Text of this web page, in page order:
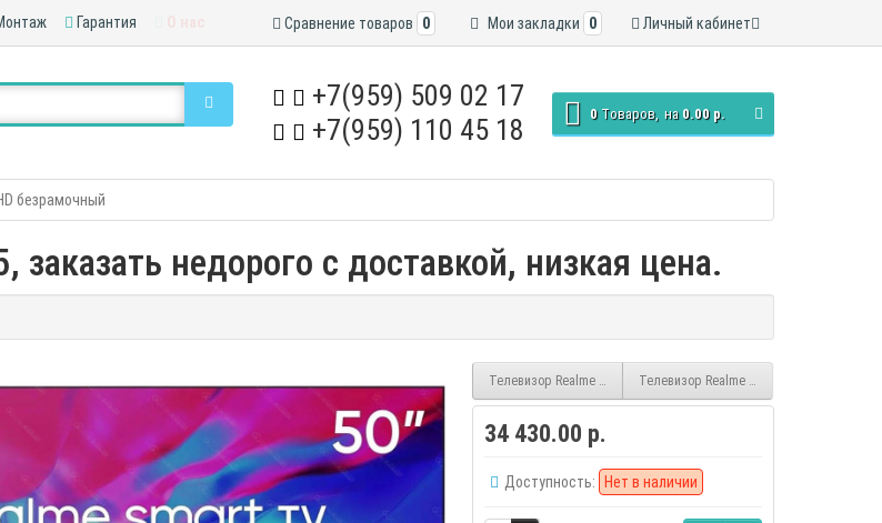
Гарантия Личный кабинет
Мои закладки 0
Сравнение товаров 0
+7(959) 509 02 17
+7(959) 110 45 18
0 Tоваров, на 0.00 р.
безрамочный
заказать недорого с доставкой, низкая цена.
Телевизор Realme 32RMT101 smart HD безрамочный
Телевизор Realme 55RMV2001 smart
34 430.00 р.
Доступность: Нет в наличии